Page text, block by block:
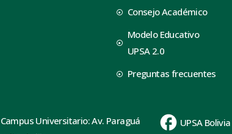
Consejo Académico
Modelo Educativo
UPSA 2.0
Preguntas frecuentes
Campus Universitario: Av. Paraguá
UPSA Bolivia